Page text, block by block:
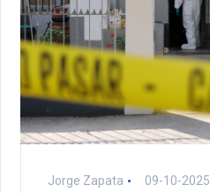
Jorge Zapata 09-10-2025